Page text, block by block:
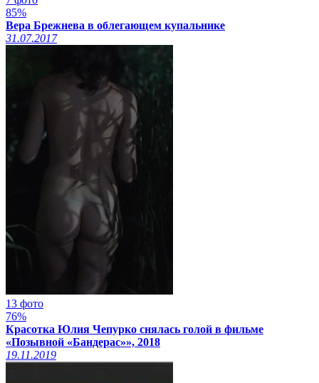
85%
Вера Брежнева в облегающем купальнике
31.07.2017
13 фото
76%
Красотка Юлия Чепурко снялась голой в фильме
«Позывной «Бандерас»», 2018
19.11.2019